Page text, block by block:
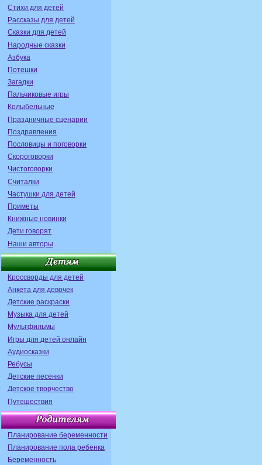
Стихи для детей
Рассказы для детей
Сказки для детей
Народные сказки
Азбука
Потешки
Загадки
Пальчиковые игры
Колыбельные
Праздничные сценарии
Поздравления
Пословицы и поговорки
Скороговорки
Чистоговорки
Считалки
Частушки для детей
Приметы
Книжные новинки
Дети говорят
Наши авторы
Кроссворды для детей
Анкета для девочек
Детские раскраски
Музыка для детей
Мультфильмы
Игры для детей онлайн
Аудиосказки
Ребусы
Детские песенки
Детское творчество
Путешествия
Планирование беременности
Планирование пола ребенка
Беременность